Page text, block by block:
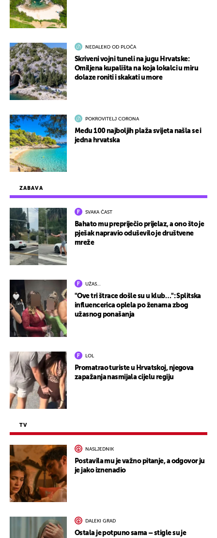
ZABAVA
SVAKA ČAST
Bahato mu prepriječio prijelaz, a ono što je
pješak napravio oduševilo je društvene
mreže
UŽAS…
"Ove tri štrace došle su u klub…": Splitska
influencerica oplela po ženama zbog
užasnog ponašanja
LOL
Promatrao turiste u Hrvatskoj, njegova
zapažanja nasmijala cijelu regiju
TV
NASLJEDNIK
Postavila mu je važno pitanje, a odgovor ju
je jako iznenadio
DALEKI GRAD
Ostala je potpuno sama – stigle su je
NEDALEKO OD PLOČA
Skriveni vojni tuneli na jugu Hrvatske:
Omiljena kupališta na koja lokalci u miru
dolaze roniti i skakati u more
POKROVITELJ CORONA
Među 100 najboljih plaža svijeta našla se i
jedna hrvatska